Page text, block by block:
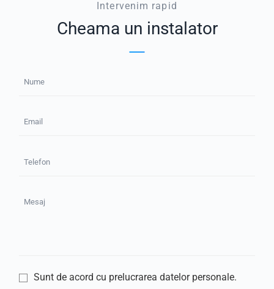
Intervenim rapid
Cheama un instalator
Sunt de acord cu prelucrarea datelor personale.